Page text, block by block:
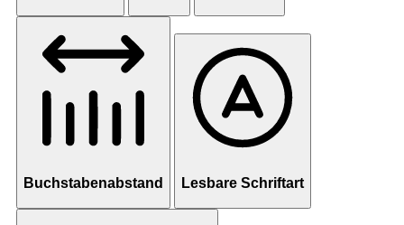
Buchstabenabstand Lesbare Schriftart